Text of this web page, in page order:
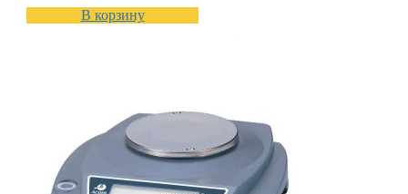
В корзину